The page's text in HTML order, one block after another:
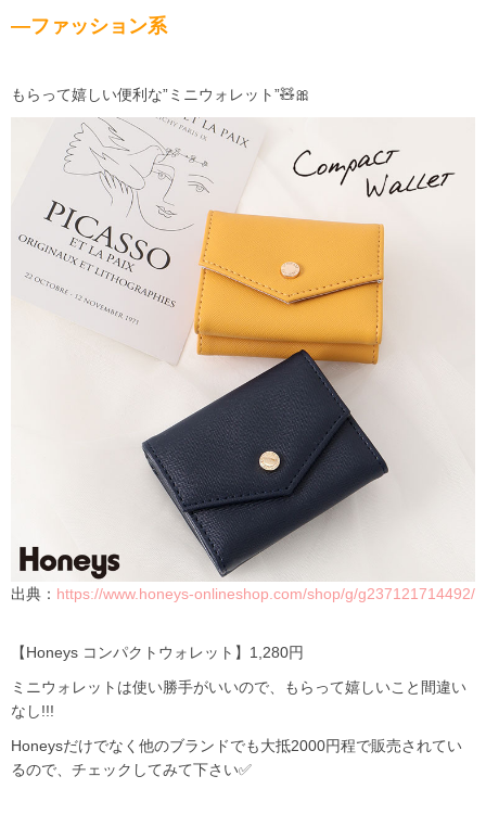
―ファッション系
もらって嬉しい便利な”ミニウォレット”🧸🎀
出典： https://www.honeys-onlineshop.com/shop/g/g237121714492/
【Honeys コンパクトウォレット】1,280円
ミニウォレットは使い勝手がいいので、もらって嬉しいこと間違い
なし!!!
Honeysだけでなく他のブランドでも大抵2000円程で販売されてい
るので、チェックしてみて下さい✅